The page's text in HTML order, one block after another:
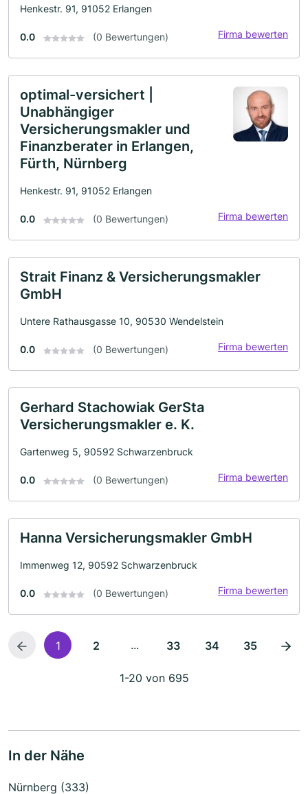
Henkestr. 91, 91052 Erlangen
0.0 (0 Bewertungen) Firma bewerten
optimal-versichert |
Unabhängiger
Versicherungsmakler und
Finanzberater in Erlangen,
Fürth, Nürnberg
Henkestr. 91, 91052 Erlangen
0.0 (0 Bewertungen) Firma bewerten
Strait Finanz & Versicherungsmakler
GmbH
Untere Rathausgasse 10, 90530 Wendelstein
0.0 (0 Bewertungen) Firma bewerten
Gerhard Stachowiak GerSta
Versicherungsmakler e. K.
Gartenweg 5, 90592 Schwarzenbruck
0.0 (0 Bewertungen) Firma bewerten
Hanna Versicherungsmakler GmbH
Immenweg 12, 90592 Schwarzenbruck
0.0 (0 Bewertungen) Firma bewerten
1 2 ... 33 34 35
1-20 von 695
In der Nähe
Nürnberg (333)